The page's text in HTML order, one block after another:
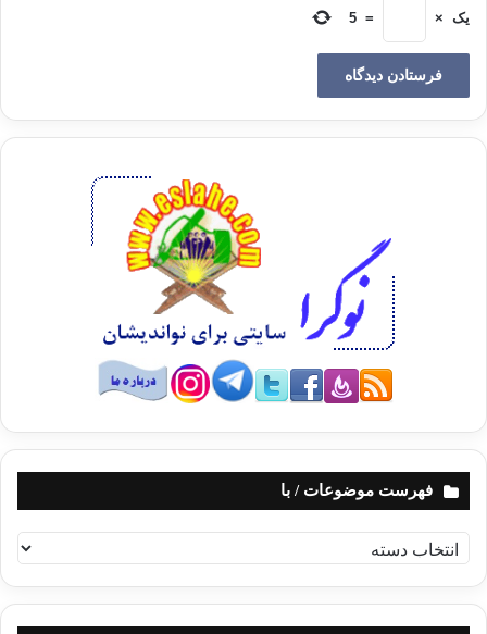
مؤلف : دکتر مجدی
کپی آدرس
یک ×
=
5
فهرست موضوعات / با
ه
ر